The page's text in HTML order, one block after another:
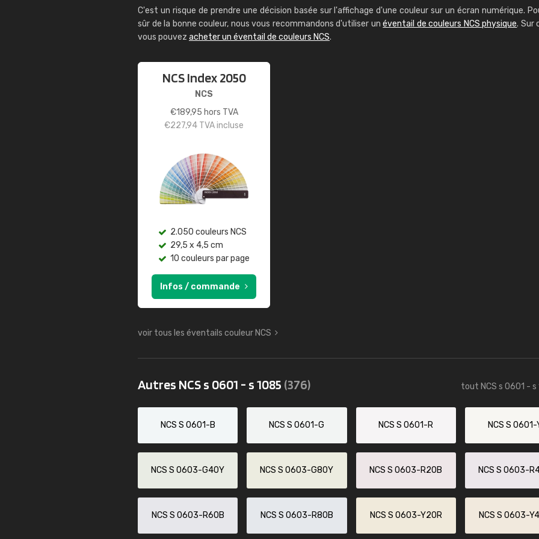
C'est un risque de prendre une décision basée sur l'affichage d'une couleur sur un écran numérique.
sûr de la bonne couleur, nous vous recommandons d'utiliser unéventail de couleurs NCS physique. Sur
vous pouvez acheter un éventail de couleurs NCS.
NCS Index 2050
NCS
€189,95 hors TVA
€227,94 TVA incluse
2.050 couleurs NCS
29,5 x 4,5 cm
10 couleurs par page
Infos / commande
voir tous les éventails couleur NCS
Autres NCS s 0601 - s 1085 (376) tout NCS s 0601 - s
NCS S 0601-B NCS S 0601-G NCS S 0601-R NCS S 0601-
NCS S 0603-G40Y NCS S 0603-G80Y NCS S 0603-R20B NCS S 0603-
NCS S 0603-R60B NCS S 0603-R80B NCS S 0603-Y20R NCS S 0603-